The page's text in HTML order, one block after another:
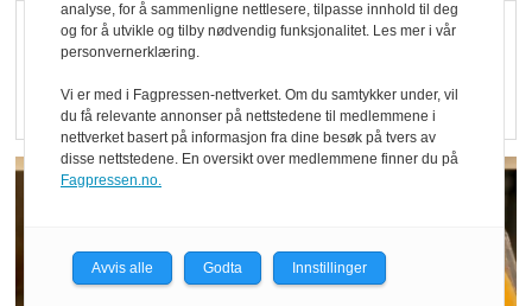
Rapport: Økokundene
er klare! Er markedet
det?
analyse, for å sammenligne nettlesere, tilpasse innhold til deg
og for å utvikle og tilby nødvendig funksjonalitet. Les mer i vår
personvernerklæring.
Vi er med i Fagpressen-nettverket. Om du samtykker under, vil
du få relevante annonser på nettstedene til medlemmene i
nettverket basert på informasjon fra dine besøk på tvers av
disse nettstedene. En oversikt over medlemmene finner du på
Fagpressen.no.
Avvis alle Godta Innstillinger